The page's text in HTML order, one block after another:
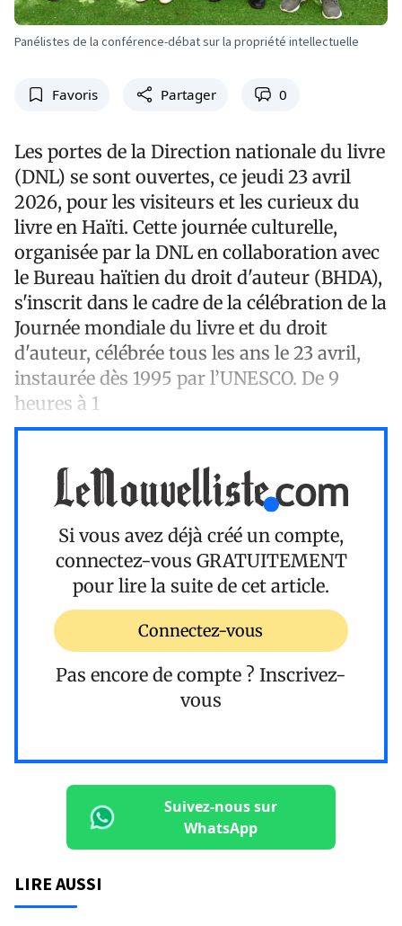
Panélistes de la conférence-débat sur la propriété intellectuelle
Favoris Partager 0
Les portes de la Direction nationale du livre
(DNL) se sont ouvertes, ce jeudi 23 avril
2026, pour les visiteurs et les curieux du
livre en Haïti. Cette journée culturelle,
organisée par la DNL en collaboration avec
le Bureau haïtien du droit d'auteur (BHDA),
s'inscrit dans le cadre de la célébration de la
Journée mondiale du livre et du droit
d'auteur, célébrée tous les ans le 23 avril,
instaurée dès 1995 par l’UNESCO. De 9
heures à 1
Si vous avez déjà créé un compte,
connectez-vous GRATUITEMENT
pour lire la suite de cet article.
Connectez-vous
Pas encore de compte ? Inscrivez-
vous
Suivez-nous sur
WhatsApp
LIRE AUSSI